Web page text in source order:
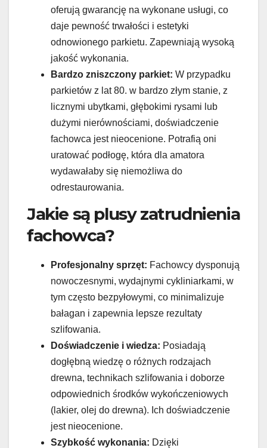
oferują gwarancję na wykonane usługi, co
daje pewność trwałości i estetyki
odnowionego parkietu. Zapewniają wysoką
jakość wykonania.
Bardzo zniszczony parkiet: W przypadku
parkietów z lat 80. w bardzo złym stanie, z
licznymi ubytkami, głębokimi rysami lub
dużymi nierównościami, doświadczenie
fachowca jest nieocenione. Potrafią oni
uratować podłogę, która dla amatora
wydawałaby się niemożliwa do
odrestaurowania.
Jakie są plusy zatrudnienia
fachowca?
Profesjonalny sprzęt: Fachowcy dysponują
nowoczesnymi, wydajnymi cykliniarkami, w
tym często bezpyłowymi, co minimalizuje
bałagan i zapewnia lepsze rezultaty
szlifowania.
Doświadczenie i wiedza: Posiadają
dogłębną wiedzę o różnych rodzajach
drewna, technikach szlifowania i doborze
odpowiednich środków wykończeniowych
(lakier, olej do drewna). Ich doświadczenie
jest nieocenione.
Szybkość wykonania: Dzięki